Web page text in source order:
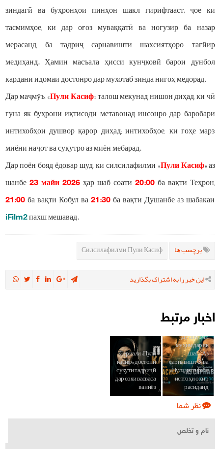
зиндагӣ ва буҳронҳои пинҳон шакл гирифтааст; ҷое ки
тасмимҳое, ки дар оғоз муваққатӣ ва ногузир ба назар
мерасанд, ба тадриҷ сарнавишти шахсиятҳоро тағйир
медиҳанд. Ҳамин масъала ҳисси кунҷковӣ барои дунбол
кардани идомаи достонро дар мухотаб зинда нигоҳ медорад.
Дар маҷмӯъ, «Пули Касиф» талош мекунад нишон диҳад, ки чӣ
гуна як буҳрони иқтисодӣ метавонад инсонро дар баробари
интихобҳои душвор қарор диҳад; интихобҳое, ки гоҳе марз
миёни наҷот ва суқутро аз миён мебарад.
Дар поён бояд ёдовар шуд, ки силсилафилми «Пули Касиф» аз
шанбе23 майи 2026ҳар шаб соати 20:00ба вақти Теҳрон,
21:00ба вақти Кобул ва21:30ба вақти Душанбе аз шабакаи
iFilm2пахш мешавад.
برچسب ها Силсилафилми Пули Касиф
این خبر را به اشتراک بگذارید
اخبار مرتبط
Ду анҷоми
муҳим дар як
шаб; «Аз
сарнавишт 3» ва
«Пули касиф» ба
истгоҳи охир
расиданд
Сериали «Пули
касиф»; достони
суқути тадриҷӣ
дар сояи васваса
ва ниёз
نظر شما